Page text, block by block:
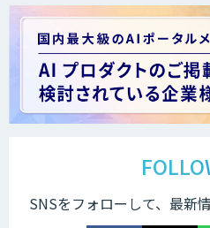
SNSをフォローして、最新